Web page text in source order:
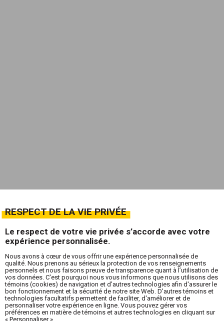
RESPECT DE LA VIE PRIVÉE
Le respect de votre vie privée s’accorde avec votre
expérience personnalisée.
Nous avons à cœur de vous offrir une expérience personnalisée de
qualité. Nous prenons au sérieux la protection de vos renseignements
personnels et nous faisons preuve de transparence quant à l’utilisation de
vos données. C'est pourquoi nous vous informons que nous utilisons des
témoins (cookies) de navigation et d’autres technologies afin d'assurer le
bon fonctionnement et la sécurité de notre site Web. D'autres témoins et
technologies facultatifs permettent de faciliter, d'améliorer et de
personnaliser votre expérience en ligne. Vous pouvez gérer vos
préférences en matière de témoins et autres technologies en cliquant sur
« Personnaliser ».